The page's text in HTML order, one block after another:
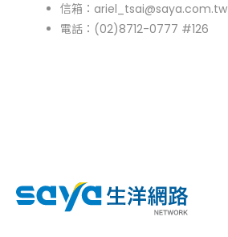
信箱：ariel_tsai@saya.com.tw
電話：(02)8712-0777 #126